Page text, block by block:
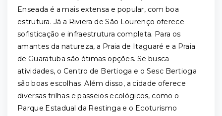
Enseada é a mais extensa e popular, com boa
estrutura. Já a Riviera de São Lourenço oferece
sofisticação e infraestrutura completa. Para os
amantes da natureza, a Praia de Itaguaré e a Praia
de Guaratuba são ótimas opções. Se busca
atividades, o Centro de Bertioga e o Sesc Bertioga
são boas escolhas. Além disso, a cidade oferece
diversas trilhas e passeios ecológicos, como o
Parque Estadual da Restinga e o Ecoturismo